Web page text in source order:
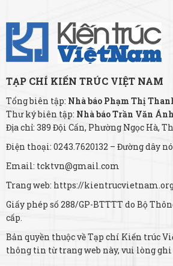
TẠP CHÍ KIẾN TRÚC VIỆT NAM
Tổng biên tập: Nhà báo Phạm Thị
Thư ký biên tập: Nhà báo Trần Văn Ánh
Địa chỉ: 389 Đội Cấn, Phường Ngọc Hà,
Điện thoại: 0243.7620132 – Đường dây
Email: tcktvn@gmail.com
Trang web: https://
Giấy phép số 288/GP-BTTTT do Bộ
cấp.
Bản quyền thuộc về Tạp chí Kiến trúc
thông tin từ trang web này, vui lòng ghi